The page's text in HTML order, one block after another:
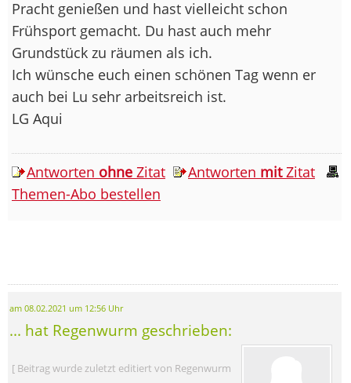
Pracht genießen und hast vielleicht schon
Frühsport gemacht. Du hast auch mehr
Grundstück zu räumen als ich.
Ich wünsche euch einen schönen Tag wenn er
auch bei Lu sehr arbeitsreich ist.
LG Aqui
Antworten ohne Zitat Antworten mitZitat
Themen-Abo bestellen
am 08.02.2021 um 12:56 Uhr
... hat Regenwurm geschrieben:
[ Beitrag wurde zuletzt editiert von Regenwurm